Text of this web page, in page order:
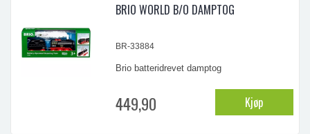
BRIO WORLD B/O DAMPTOG
BR-33884
Brio batteridrevet damptog
...
449,90 Kjøp